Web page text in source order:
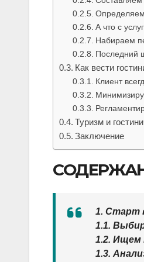
А что с
Набираем
Последний
Как вести
Клиент
Туризм и
Заключение
1. Старт
1.1.
1.2. Ищем
1.3.